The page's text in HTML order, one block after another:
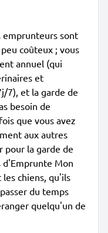
emprunteurs sont
coûteux ; vous
annuel (qui
et
7), et la garde de
besoin de
que vous avez
aux autres
pour la garde de
d'Emprunte Mon
chiens, qu'ils
du temps
quelqu'un de